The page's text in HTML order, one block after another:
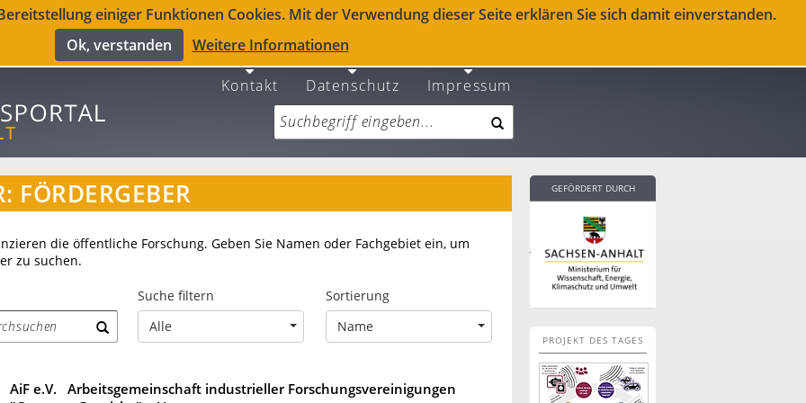
einiger Funktionen Cookies. Mit der Verwendung dieser Seite erklären Sie sich damit einverstanden.
Ok, verstanden
Weitere Informationen
Kontakt Datenschutz Impressum
FÖRDERGEBER
die öffentliche Forschung. Geben Sie Namen oder Fachgebiet ein, um
zu suchen.
Suche filtern
Alle
Sortierung
Name
AiF e.V. Arbeitsgemeinschaft industrieller Forschungsvereinigungen
GEFÖRDERT DURCH
PROJEKT DES TAGES